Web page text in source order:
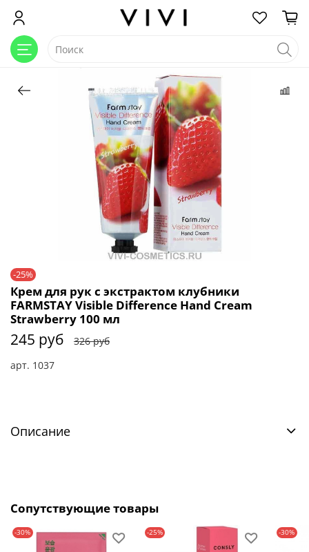
-25%
арт. 1037
Крем для рук с экстрактом клубники
FARMSTAY Visible Difference Hand Cream
Strawberry 100 мл
245 руб 326 руб
Описание
Сопутствующие товары
-30% -25% -30%